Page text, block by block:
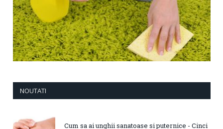
NOUTATI
Cum sa ai unghii sanatoase si puternice - Cinci